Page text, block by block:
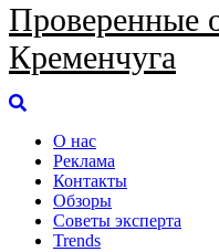
Проверенные
Кременчуга
О нас
Реклама
Контакты
Обзоры
Советы эксперта
Trends